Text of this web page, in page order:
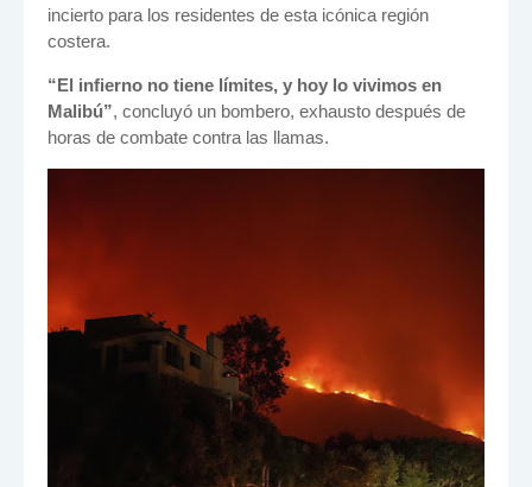
incierto para los residentes de esta icónica región
costera.
“El infierno no tiene límites, y hoy lo vivimos en
Malibú”, concluyó un bombero, exhausto después de
horas de combate contra las llamas.